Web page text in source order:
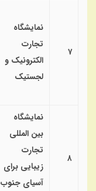
۷
نمایشگاه
تجارت
الکترونیک و
لجستیک
۸
نمایشگاه
بین المللی
تجارت
زیبایی برای
آسیای جنوب